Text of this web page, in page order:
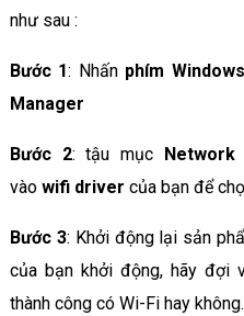
như sau :
Bước 1: Nhấn phím Windows
Manager
Bước 2: tậu mục Network
vào wifi driver của bạn để
Bước 3: Khởi động lại sản
của bạn khởi động, hãy đợi
thành công có Wi-Fi hay không.